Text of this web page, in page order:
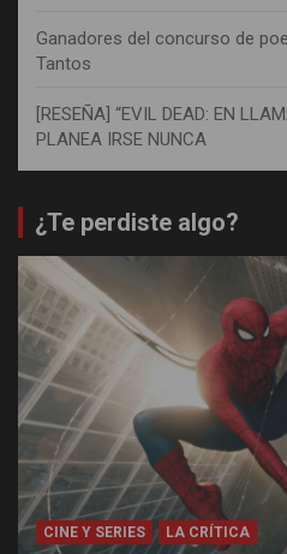
Ganadores del concurso de
Tantos
[RESEÑA] “EVIL DEAD: EN
PLANEA IRSE NUNCA
¿Te perdiste algo?
CINE Y SERIES LA CRÍTICA